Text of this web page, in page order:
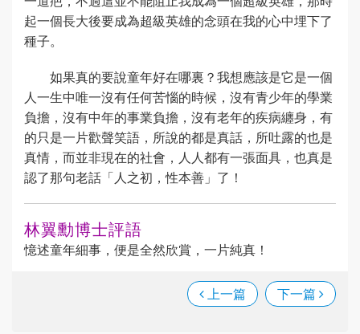
起一個長大後要成為超級英雄的念頭在我的心中埋下了
種子。
如果真的要說童年好在哪裏？我想應該是它是一個
人一生中唯一沒有任何苦惱的時候，沒有青少年的學業
負擔，沒有中年的事業負擔，沒有老年的疾病纏身，有
的只是一片歡聲笑語，所說的都是真話，所吐露的也是
真情，而並非現在的社會，人人都有一張面具，也真是
認了那句老話「人之初，性本善」了！
林翼勳博士評語
憶述童年細事，便是全然欣賞，一片純真！
上一篇 下一篇